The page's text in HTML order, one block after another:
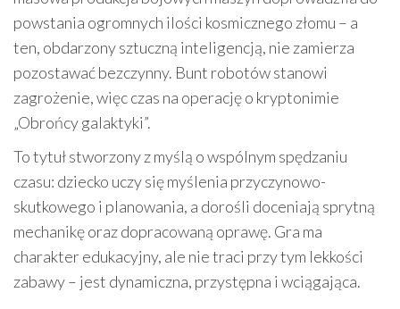
powstania ogromnych ilości kosmicznego złomu – a
ten, obdarzony sztuczną inteligencją, nie zamierza
pozostawać bezczynny. Bunt robotów stanowi
zagrożenie, więc czas na operację o kryptonimie
„Obrońcy galaktyki”.
To tytuł stworzony z myślą o wspólnym spędzaniu
czasu: dziecko uczy się myślenia przyczynowo-
skutkowego i planowania, a dorośli doceniają sprytną
mechanikę oraz dopracowaną oprawę. Gra ma
charakter edukacyjny, ale nie traci przy tym lekkości
zabawy – jest dynamiczna, przystępna i wciągająca.